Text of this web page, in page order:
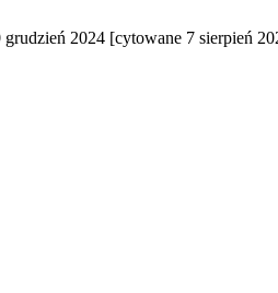
2024 [cytowane 7 sierpień